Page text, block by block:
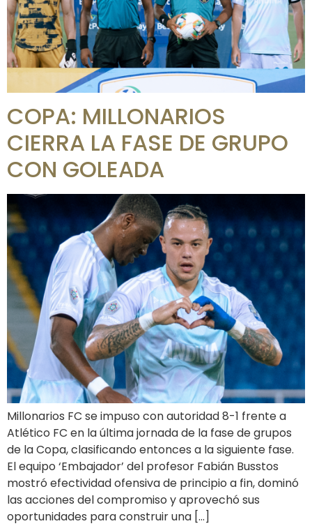
COPA: MILLONARIOS
CIERRA LA FASE DE GRUPO
CON GOLEADA
Millonarios FC se impuso con autoridad 8-1 frente a
Atlético FC en la última jornada de la fase de grupos
de la Copa, clasificando entonces a la siguiente fase.
El equipo ‘Embajador’ del profesor Fabián Busstos
mostró efectividad ofensiva de principio a fin, dominó
las acciones del compromiso y aprovechó sus
oportunidades para construir una […]